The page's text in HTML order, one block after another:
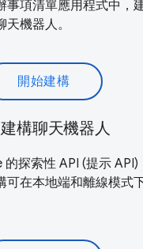
事項清單應用程式中，
機器人。
開始建構
構聊天機器人
探索性 API (提示 API)
可在本地端和離線模式